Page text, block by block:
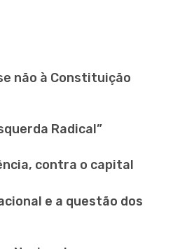
não à Constituição
Radical”
contra o capital
e a questão dos